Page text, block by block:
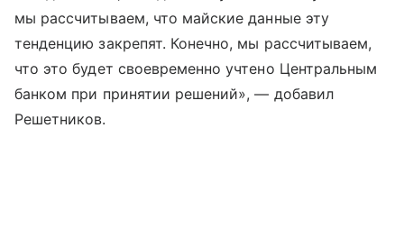
мы рассчитываем, что майские данные эту
тенденцию закрепят. Конечно, мы рассчитываем,
что это будет своевременно учтено Центральным
банком при принятии решений», — добавил
Решетников.